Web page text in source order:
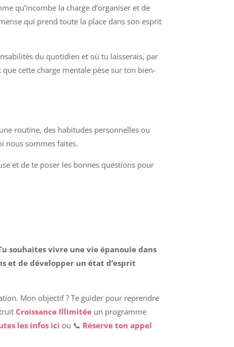
qu’incombe la charge d’organiser et de
qui prend toute la place dans son esprit
du quotidien et où tu laisserais, par
cette charge mentale pèse sur ton bien-
routine, des habitudes personnelles ou
nous sommes faites.
et de te poser les bonnes questions pour
souhaites vivre une vie épanouie dans
et de développer un état d’esprit
Mon objectif ? Te guider pour reprendre
Croissance Illimitée un programme
les infos ici ou 📞 Réserve ton appel